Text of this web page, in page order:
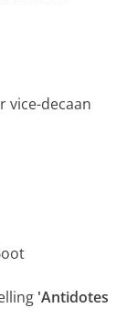
vice-decaan
'Antidotes